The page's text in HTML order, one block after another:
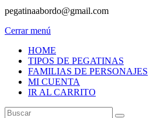
pegatinaabordo@gmail.com
Cerrar menú
HOME
TIPOS DE PEGATINAS
FAMILIAS DE PERSONAJES
MI CUENTA
IR AL CARRITO